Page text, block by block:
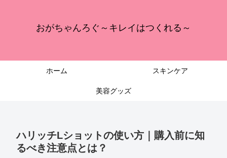
おがちゃんろぐ～キレイはつくれる～
ホーム スキンケア
美容グッズ
ハリッチLショットの使い方｜購入前に知
るべき注意点とは？